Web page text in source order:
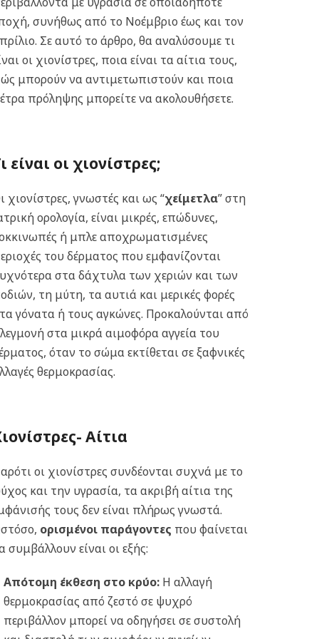
συνήθως από το Νοέμβριο έως και τον
Σε αυτό το άρθρο, θα αναλύσουμε τι
οι χιονίστρες, ποια είναι τα αίτια τους,
μπορούν να αντιμετωπιστούν και ποια
πρόληψης μπορείτε να ακολουθήσετε.
είναι οι χιονίστρες;
χιονίστρες, γνωστές και ως “χείμετλα” στη
ορολογία, είναι μικρές, επώδυνες,
ή μπλε αποχρωματισμένες
του δέρματος που εμφανίζονται
στα δάχτυλα των χεριών και των
τη μύτη, τα αυτιά και μερικές φορές
γόνατα ή τους αγκώνες. Προκαλούνται από
στα μικρά αιμοφόρα αγγεία του
όταν το σώμα εκτίθεται σε ξαφνικές
θερμοκρασίας.
Αίτια
οι χιονίστρες συνδέονται συχνά με το
και την υγρασία, τα ακριβή αίτια της
τους δεν είναι πλήρως γνωστά.
ορισμένοι παράγοντες που φαίνεται
συμβάλλουν είναι οι εξής:
Απότομη έκθεση στο κρύο:Η αλλαγή
θερμοκρασίας από ζεστό σε ψυχρό
περιβάλλον μπορεί να οδηγήσει σε συστολή